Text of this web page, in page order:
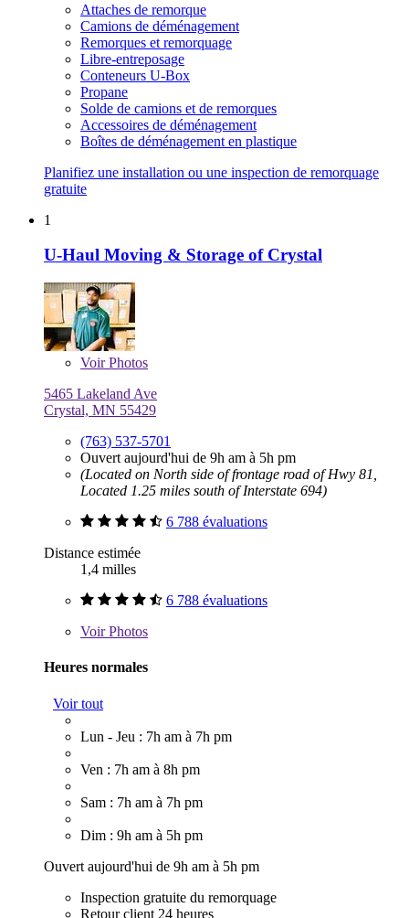
Attaches de remorque
Camions de déménagement
Remorques et remorquage
Libre-entreposage
Conteneurs U-Box
Propane
Solde de camions et de remorques
Accessoires de déménagement
Boîtes de déménagement en plastique
Planifiez une installation ou une inspection de remorquage
gratuite
1
U-Haul Moving & Storage of Crystal
VoirPhotos
5465 Lakeland Ave
Crystal, MN 55429
(763) 537-5701
Ouvert aujourd'hui de 9h am à 5h pm
(Located on North side of frontage road of Hwy 81,
Located 1.25 miles south of Interstate 694)
6 788 évaluations
Distance estimée
1,4 milles
6 788 évaluations
VoirPhotos
Heures normales
Voir tout
Lun - Jeu : 7h am à 7h pm
Ven : 7h am à 8h pm
Sam : 7h am à 7h pm
Dim : 9h am à 5h pm
Ouvert aujourd'hui de 9h am à 5h pm
Inspection gratuite du remorquage
Retour client 24 heures